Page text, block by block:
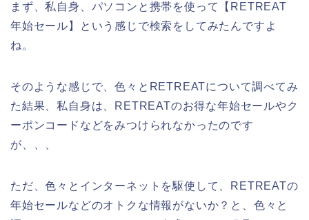
まず、私自身、パソコンと携帯を使って【RETREAT
年始セール】という感じで検索をしてみたんですよ
ね。
そのような感じで、色々とRETREATについて調べてみ
た結果、私自身は、RETREATのお得な年始セールやク
ーポンコードなどをみつけられなかったのです
が、、、
ただ、色々とインターネットを駆使して、RETREATの
年始セールなどのオトクな情報がないか？と、色々と